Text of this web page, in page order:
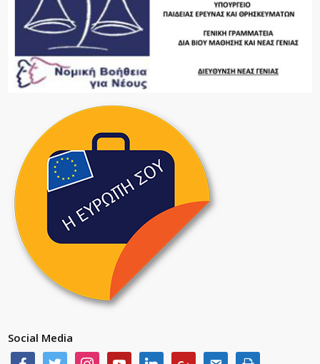
Social Media